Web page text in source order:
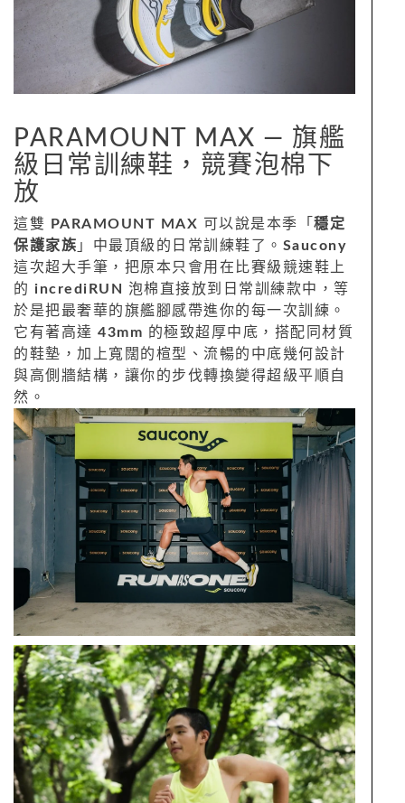
PARAMOUNT MAX — 旗艦
級日常訓練鞋，競賽泡棉下
放
這雙 PARAMOUNT MAX 可以說是本季「 穩定
保護家族 」中最頂級的日常訓練鞋了。 Saucony
這次超大手筆，把原本只會用在比賽級競速鞋上
的 incrediRUN 泡棉直接放到日常訓練款中，等
於是把最奢華的旗艦腳感帶進你的每一次訓練。
它有著高達 43mm 的極致超厚中底，搭配同材質
的鞋墊，加上寬闊的楦型、流暢的中底幾何設計
與高側牆結構，讓你的步伐轉換變得超級平順自
然。